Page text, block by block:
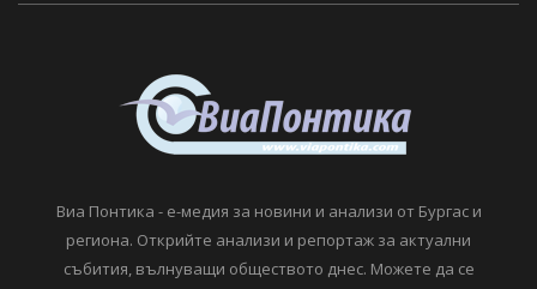
Виа Понтика - е-медия за новини и анализи от Бургас и
региона. Открийте анализи и репортаж за актуални
събития, вълнуващи обществото днес. Можете да се